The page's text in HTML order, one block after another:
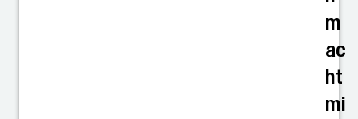
m
ac
ht
mi